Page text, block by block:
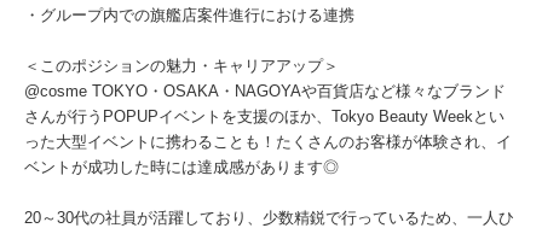
・グループ内での旗艦店案件進行における連携
＜このポジションの魅力・キャリアアップ＞
@cosme TOKYO・OSAKA・NAGOYAや百貨店など様々なブランド
さんが行うPOPUPイベントを支援のほか、Tokyo Beauty Weekとい
った大型イベントに携わることも！たくさんのお客様が体験され、イ
ベントが成功した時には達成感があります◎
20～30代の社員が活躍しており、少数精鋭で行っているため、一人ひ